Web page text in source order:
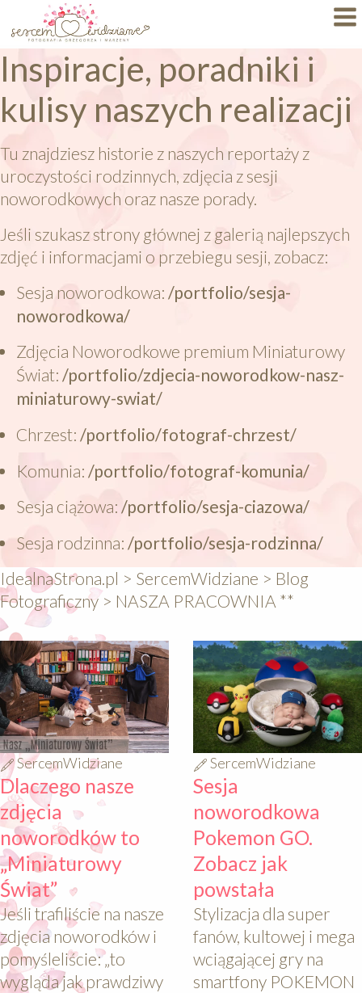
Dlaczego My?
Specjalizacje
BLOG
Autorskie Projekty
Oferty
Inspiracje, poradniki i
kulisy naszych realizacji
Tu znajdziesz historie z naszych reportaży z
uroczystości rodzinnych, zdjęcia z sesji
noworodkowych oraz nasze porady.
Jeśli szukasz strony głównej z galerią najlepszych
zdjęć i informacjami o przebiegu sesji, zobacz:
Sesja noworodkowa: /portfolio/sesja-
noworodkowa/
Zdjęcia Noworodkowe premium Miniaturowy
Świat: /portfolio/zdjecia-noworodkow-nasz-
miniaturowy-swiat/
Chrzest: /portfolio/fotograf-chrzest/
Komunia: /portfolio/fotograf-komunia/
Sesja ciążowa: /portfolio/sesja-ciazowa/
Sesja rodzinna: /portfolio/sesja-rodzinna/
IdealnaStrona.pl > SercemWidziane > Blog
Fotograficzny > NASZA PRACOWNIA **
640
SercemWidziane
Dlaczego nasze
zdjęcia
noworodków to
„Miniaturowy
Świat”
Jeśli trafiliście na nasze
zdjęcia noworodków i
pomyśleliście: „to
wygląda jak prawdziwy
640
SercemWidziane
Sesja
noworodkowa
Pokemon GO.
Zobacz jak
powstała
Stylizacja dla super
fanów, kultowej i mega
wciągającej gry na
smartfony POKEMON